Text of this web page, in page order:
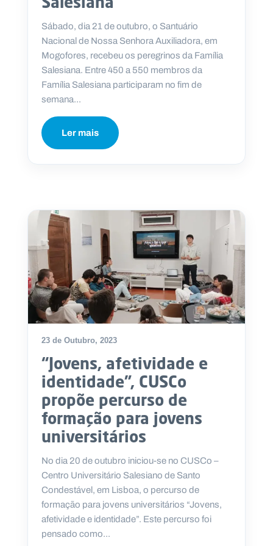
Sábado, dia 21 de outubro, o Santuário
Nacional de Nossa Senhora Auxiliadora, em
Mogofores, recebeu os peregrinos da Família
Salesiana. Entre 450 a 550 membros da
Família Salesiana participaram no fim de
semana...
Ler mais
23 de Outubro, 2023
“Jovens, afetividade e
identidade”, CUSCo
propõe percurso de
formação para jovens
universitários
No dia 20 de outubro iniciou-se no CUSCo –
Centro Universitário Salesiano de Santo
Condestável, em Lisboa, o percurso de
formação para jovens universitários “Jovens,
afetividade e identidade”. Este percurso foi
pensado como...